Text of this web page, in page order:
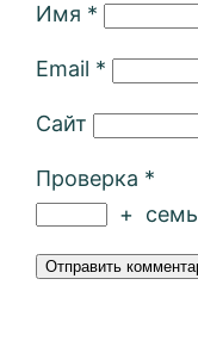
Имя *
Email *
Сайт
Проверка *
+ семь